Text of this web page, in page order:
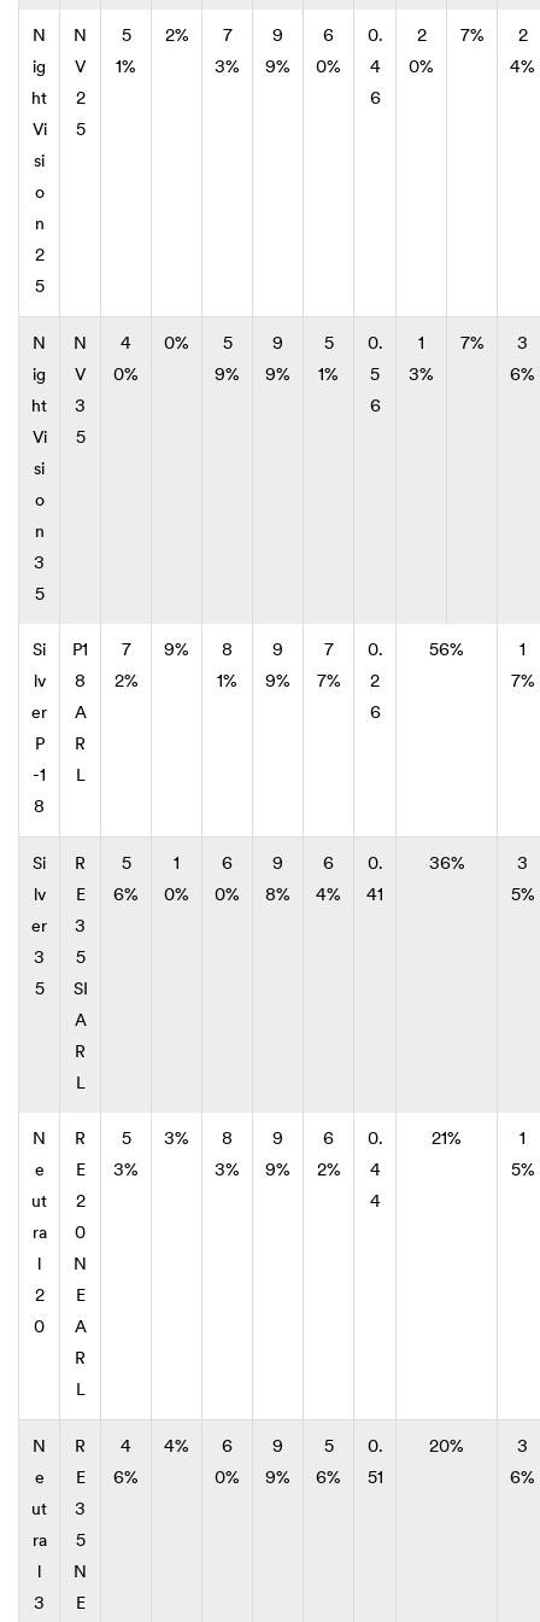
N
ig
ht
Vi
si
o
n
2
5
N
V
2
5
5
1%
2%
7
3%
9
9%
6
0%
0.
4
6
2
0%
7%
2
4%
N
ig
ht
Vi
si
o
n
3
5
N
V
3
5
4
0%
0%
5
9%
9
9%
5
1%
0.
5
6
1
3%
7%
3
6%
Si
lv
er
P
-1
8
P1
8
A
R
L
7
2%
9%
8
1%
9
9%
7
7%
0.
2
6
56%
1
7%
Si
lv
er
3
5
R
E
3
5
SI
A
R
L
5
6%
1
0%
6
0%
9
8%
6
4%
0.
41
36%
3
5%
N
e
ut
ra
2
0
R
E
2
0
N
E
A
R
L
5
3%
3%
8
3%
9
9%
6
2%
0.
4
4
21%
1
5%
N
e
ut
ra
3
R
E
3
5
N
E
4
6%
4%
6
0%
9
9%
5
6%
0.
51
20%
3
6%